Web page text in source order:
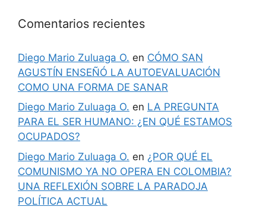
Comentarios recientes
Diego Mario Zuluaga O. en CÓMO SAN
AGUSTÍN ENSEÑÓ LA AUTOEVALUACIÓN
COMO UNA FORMA DE SANAR
Diego Mario Zuluaga O. en LA PREGUNTA
PARA EL SER HUMANO: ¿EN QUÉ ESTAMOS
OCUPADOS?
Diego Mario Zuluaga O. en ¿POR QUÉ EL
COMUNISMO YA NO OPERA EN COLOMBIA?
UNA REFLEXIÓN SOBRE LA PARADOJA
POLÍTICA ACTUAL